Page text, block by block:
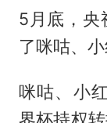
5月底，央
了咪咕、小
咪咕、小